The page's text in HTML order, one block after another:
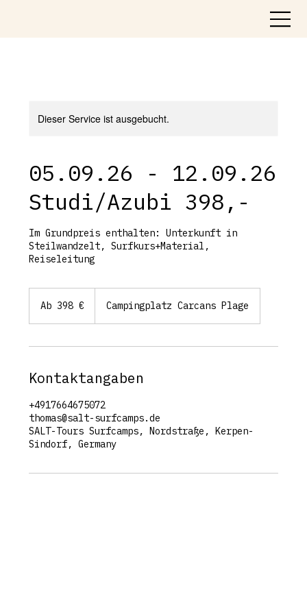
Dieser Service ist ausgebucht.
05.09.26 - 12.09.26
Studi/Azubi 398,-
Im Grundpreis enthalten: Unterkunft in
Steilwandzelt, Surfkurs+Material,
Reiseleitung
EuroAb 398 € Campingplatz Carcans Plage
Kontaktangaben
+4917664675072
thomas@salt-surfcamps.de
SALT-Tours Surfcamps, Nordstraße, Kerpen-
Sindorf, Germany